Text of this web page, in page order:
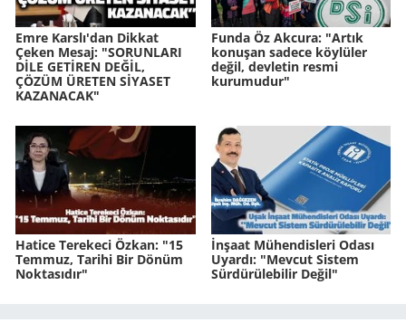
Emre Karslı'dan Dikkat
Çeken Mesaj: "SORUNLARI
DİLE GETİREN DEĞİL,
ÇÖZÜM ÜRETEN SİYASET
KAZANACAK"
Funda Öz Akcura: "Artık
konuşan sadece köylüler
değil, devletin resmi
kurumudur"
Hatice Terekeci Özkan: "15
Temmuz, Tarihi Bir Dönüm
Noktasıdır"
İnşaat Mühendisleri Odası
Uyardı: "Mevcut Sistem
Sürdürülebilir Değil"